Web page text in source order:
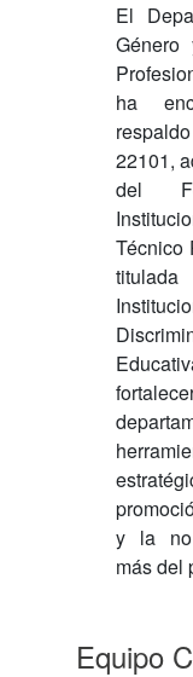
El
Género
ha
22101,
del
Técnico
titulada
y la no
más del
Equipo